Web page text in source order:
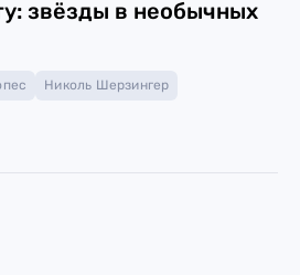
звёзды в необычных
Николь Шерзингер